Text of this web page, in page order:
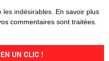
indésirables. En savoir plus
commentaires sont traitées
UN CLIC !